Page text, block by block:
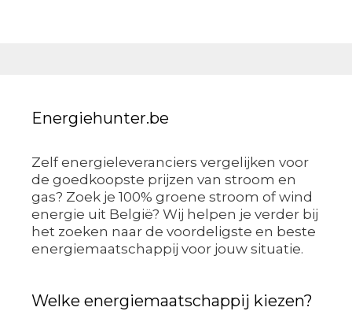
Energiehunter.be
Zelf energieleveranciers vergelijken voor
de goedkoopste prijzen van stroom en
gas? Zoek je 100% groene stroom of wind
energie uit België? Wij helpen je verder bij
het zoeken naar de voordeligste en beste
energiemaatschappij voor jouw situatie.
Welke energiemaatschappij kiezen?